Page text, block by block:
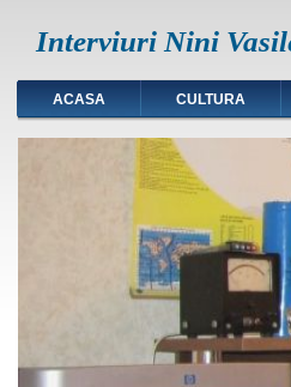
Interviuri Nini
ACASA CULTURA